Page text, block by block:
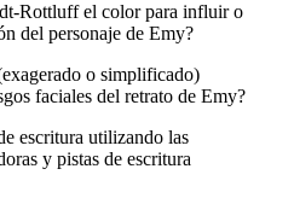
Rottluff el color para influir o
del personaje de Emy?
o simplificado)
faciales del retrato de Emy?
escritura utilizando las
y pistas de escritura